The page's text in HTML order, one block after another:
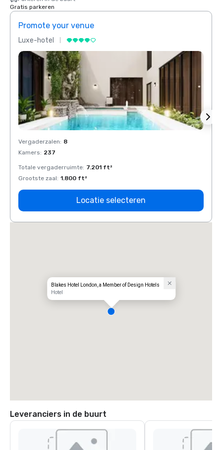
Gratis parkeren
Promote your venue
Luxe-hotel
Vergaderzalen: 8
Kamers: 237
Totale vergaderruimte: 7.201 ft²
Grootste zaal: 1.800 ft²
Locatie selecteren
Blakes Hotel London, a Member of Design Hotels
Hotel
Leveranciers in de buurt